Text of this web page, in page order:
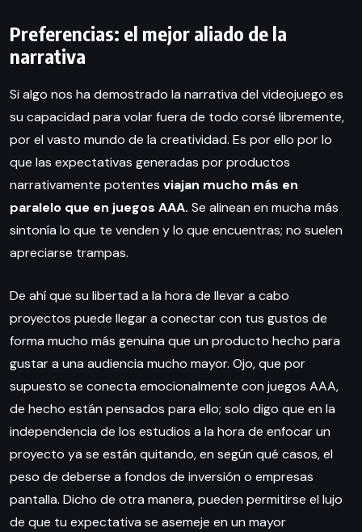
Preferencias: el mejor aliado de la
narrativa
Si algo nos ha demostrado la narrativa del videojuego es
su capacidad para volar fuera de todo corsé libremente,
por el vasto mundo de la creatividad. Es por ello por lo
que las expectativas generadas por productos
narrativamente potentes viajan mucho más en
paralelo que en juegos AAA. Se alinean en mucha más
sintonía lo que te venden y lo que encuentras; no suelen
apreciarse trampas.
De ahí que su libertad a la hora de llevar a cabo
proyectos puede llegar a conectar con tus gustos de
forma mucho más genuina que un producto hecho para
gustar a una audiencia mucho mayor. Ojo, que por
supuesto se conecta emocionalmente con juegos AAA,
de hecho están pensados para ello; solo digo que en la
independencia de los estudios a la hora de enfocar un
proyecto ya se están quitando, en según qué casos, el
peso de deberse a fondos de inversión o empresas
pantalla. Dicho de otra manera, pueden permitirse el lujo
de que tu expectativa se asemeje en un mayor